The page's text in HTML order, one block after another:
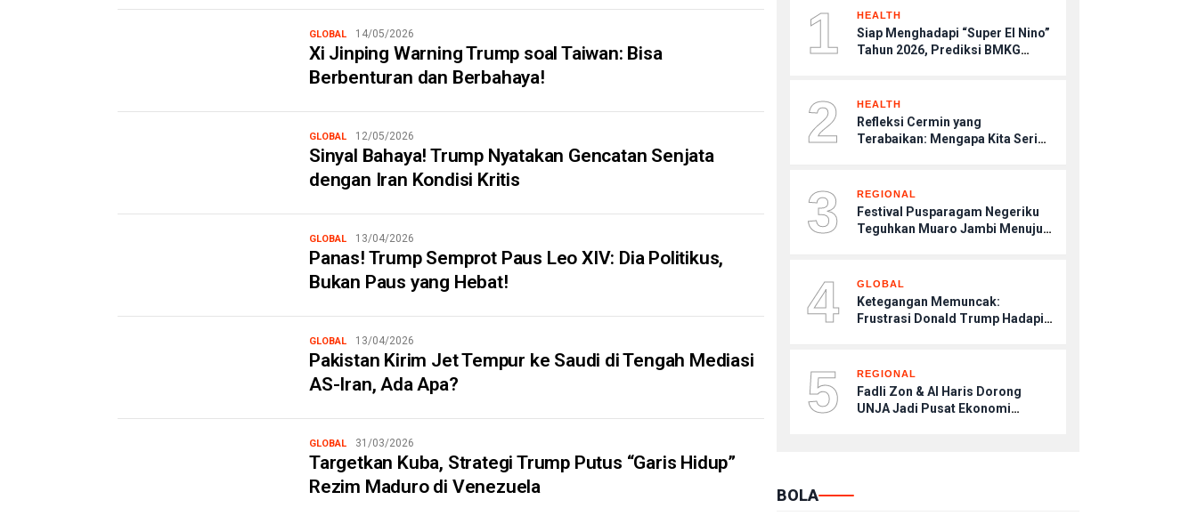
GLOBAL 14/05/2026
Xi Jinping Warning Trump soal Taiwan: Bisa
Berbenturan dan Berbahaya!
GLOBAL 12/05/2026
Sinyal Bahaya! Trump Nyatakan Gencatan Senjata
dengan Iran Kondisi Kritis
GLOBAL 13/04/2026
Panas! Trump Semprot Paus Leo XIV: Dia Politikus,
Bukan Paus yang Hebat!
GLOBAL 13/04/2026
Pakistan Kirim Jet Tempur ke Saudi di Tengah Mediasi
AS-Iran, Ada Apa?
GLOBAL 31/03/2026
Targetkan Kuba, Strategi Trump Putus “Garis Hidup”
Rezim Maduro di Venezuela
1 HEALTH
Siap Menghadapi “Super El Nino”
Tahun 2026, Prediksi BMKG
Agar Tetap Sehat
2 HEALTH
Refleksi Cermin yang
Terabaikan: Mengapa Kita Sering
3 REGIONAL
Festival Pusparagam Negeriku
Teguhkan Muaro Jambi Menuju
4 GLOBAL
Ketegangan Memuncak:
Frustrasi Donald Trump Hadapi
5 REGIONAL
Fadli Zon & Al Haris Dorong
UNJA Jadi Pusat Ekonomi
BOLA